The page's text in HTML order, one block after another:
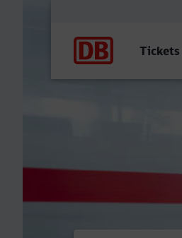
Gevelsberg